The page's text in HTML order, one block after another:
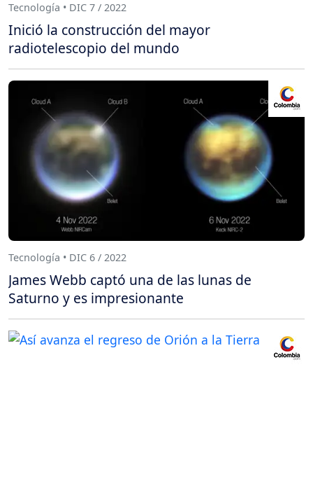
Tecnología • DIC 7 / 2022
Inició la construcción del mayor
radiotelescopio del mundo
Tecnología • DIC 6 / 2022
James Webb captó una de las lunas de
Saturno y es impresionante